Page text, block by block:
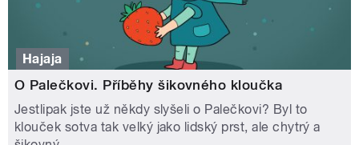
Hajaja
O Palečkovi. Příběhy šikovného kloučka
Jestlipak jste už někdy slyšeli o Palečkovi? Byl to
klouček sotva tak velký jako lidský prst, ale chytrý a